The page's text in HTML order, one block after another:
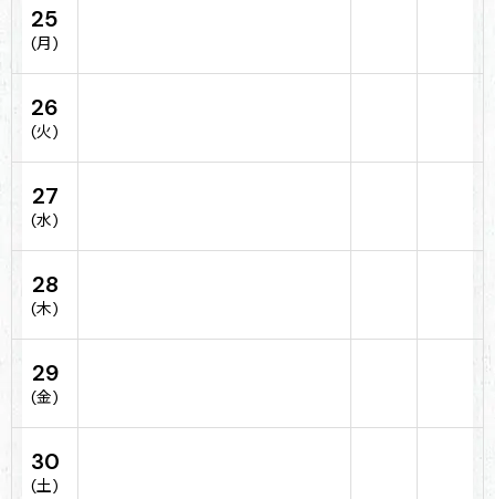
25
(月)
26
(火)
27
(水)
28
(木)
29
(金)
30
(土)